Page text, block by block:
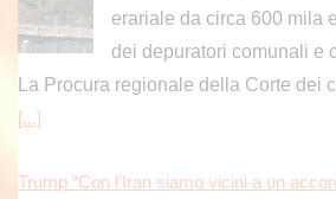
erariale da circa 600 mila
dei depuratori comunali e
La Procura regionale della Corte dei
[...]
Trump “Con l’Iran siamo vicini a un